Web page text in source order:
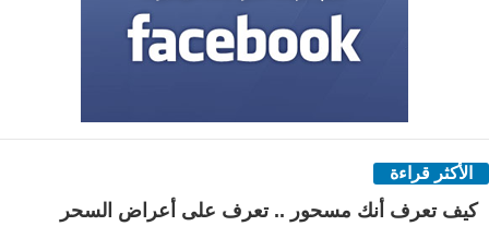
الأكثر قراءة
كيف تعرف أنك مسحور .. تعرف على أعراض السحر